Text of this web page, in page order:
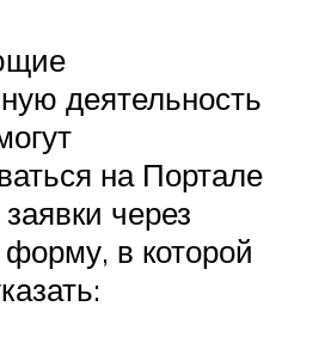
деятельность
на Портале
через
в которой